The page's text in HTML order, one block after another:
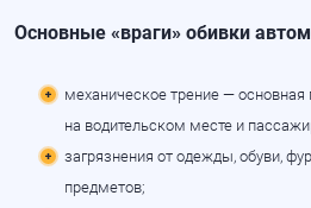
Основные «враги» обивки
механическое трение — основная
на водительском месте и
загрязнения от одежды, обуви,
предметов;